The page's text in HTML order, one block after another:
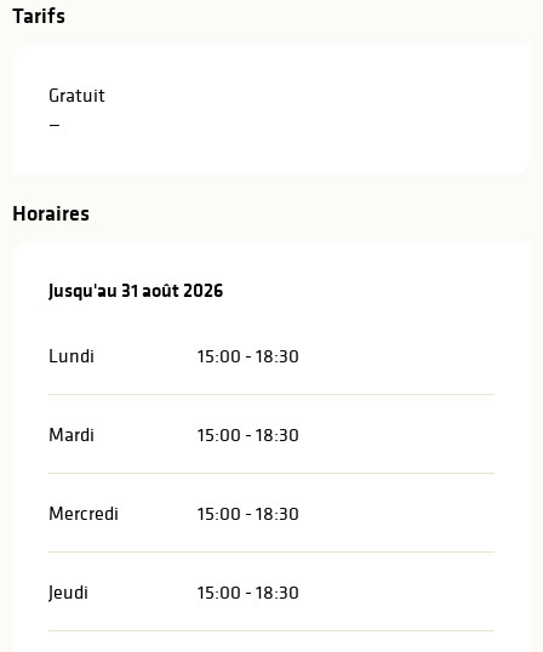
Tarifs
Gratuit
—
Horaires
Du1 juillet 2026au31 août 2026
Jusqu'au31 août 2026
Lundi 15:00 - 18:30
Mardi 15:00 - 18:30
Mercredi 15:00 - 18:30
Jeudi 15:00 - 18:30